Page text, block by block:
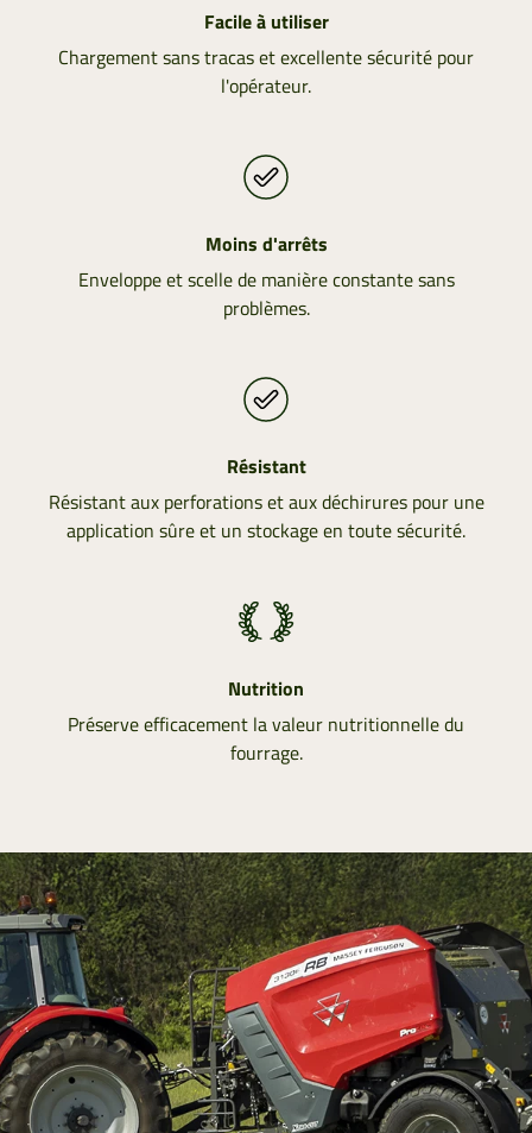
Facile à utiliser
Chargement sans tracas et excellente sécurité pour
l'opérateur.
Moins d'arrêts
Enveloppe et scelle de manière constante sans
problèmes.
Résistant
Résistant aux perforations et aux déchirures pour une
application sûre et un stockage en toute sécurité.
Nutrition
Préserve efficacement la valeur nutritionnelle du
fourrage.